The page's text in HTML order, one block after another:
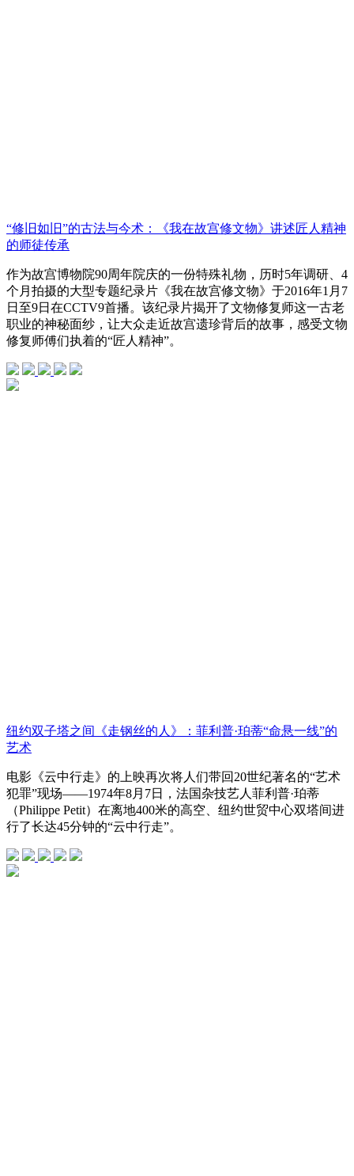
“修旧如旧”的古法与今术：《我在故宫修文物》讲述匠人精神
的师徒传承
作为故宫博物院90周年院庆的一份特殊礼物，历时5年调研、4
个月拍摄的大型专题纪录片《我在故宫修文物》于2016年1月7
日至9日在CCTV9首播。该纪录片揭开了文物修复师这一古老
职业的神秘面纱，让大众走近故宫遗珍背后的故事，感受文物
修复师傅们执着的“匠人精神”。
纽约双子塔之间《走钢丝的人》：菲利普·珀蒂“命悬一线”的
艺术
电影《云中行走》的上映再次将人们带回20世纪著名的“艺术
犯罪”现场——1974年8月7日，法国杂技艺人菲利普·珀蒂
（Philippe Petit）在离地400米的高空、纽约世贸中心双塔间进
行了长达45分钟的“云中行走”。